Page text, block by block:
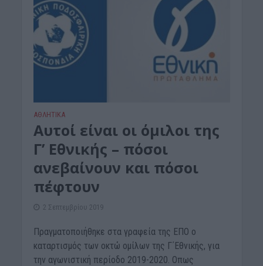
ΑΘΛΗΤΙΚΑ
Αυτοί είναι οι όμιλοι της
Γ’ Εθνικής – πόσοι
ανεβαίνουν και πόσοι
πέφτουν
2 Σεπτεμβρίου 2019
Πραγματοποιήθηκε στα γραφεία της ΕΠΟ ο
καταρτισμός των οκτώ ομίλων της Γ΄Εθνικής, για
την αγωνιστική περίοδο 2019-2020. Οπως